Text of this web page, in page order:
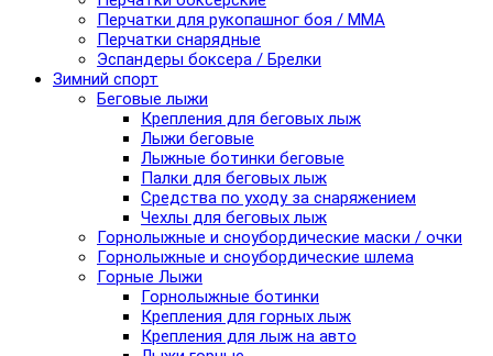
Перчатки для рукопашног боя / ММА
Перчатки снарядные
Эспандеры боксера / Брелки
Зимний спорт
Беговые лыжи
Крепления для беговых лыж
Лыжи беговые
Лыжные ботинки беговые
Палки для беговых лыж
Средства по уходу за снаряжением
Чехлы для беговых лыж
Горнолыжные и сноубордические маски / очки
Горнолыжные и сноубордические шлема
Горные Лыжи
Горнолыжные ботинки
Крепления для горных лыж
Крепления для лыж на авто